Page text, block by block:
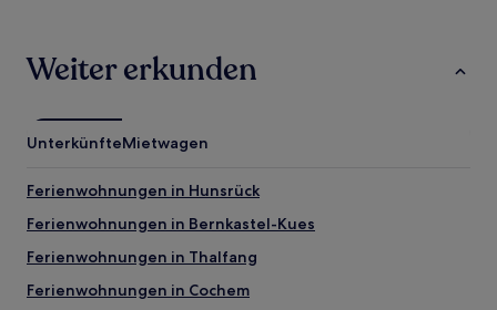
Weiter erkunden
UnterkünfteMietwagen
Ferienwohnungen in Hunsrück
Ferienwohnungen in Bernkastel-Kues
Ferienwohnungen in Thalfang
Ferienwohnungen in Cochem